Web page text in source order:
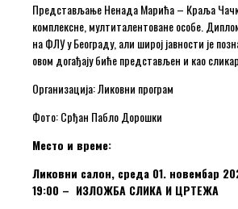
Представљање Ненада Марића – Краља
комплексне, мултиталентоване особе.
на ФЛУ у Београду, али широј јавности је
овом догађају биће представљен и као
Организација: Ликовни програм
Фото: Срђан Пабло Дорошки
Место и време:
Ликовни салон, среда 01. новембар
19:00 – ИЗЛОЖБА СЛИКА И ЦРТЕЖА